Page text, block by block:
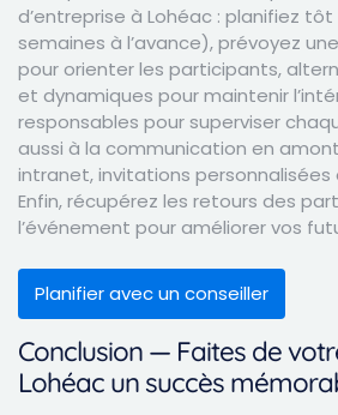
d’entreprise à Lohéac : planifiez
semaines à l’avance), prévoyez
pour orienter les participants,
et dynamiques pour maintenir
responsables pour superviser
aussi à la communication en
intranet, invitations personnalisées
Enfin, récupérez les retours des
l’événement pour améliorer vos
Planifier avec un conseiller
Conclusion — Faites de
Lohéac un succès